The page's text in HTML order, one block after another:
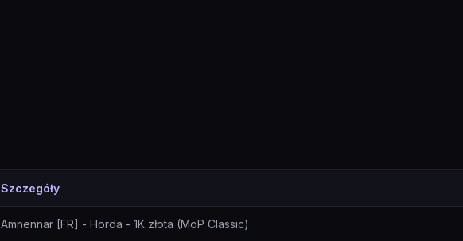
Szczegóły
Amnennar [FR] - Horda - 1K złota (MoP Classic)